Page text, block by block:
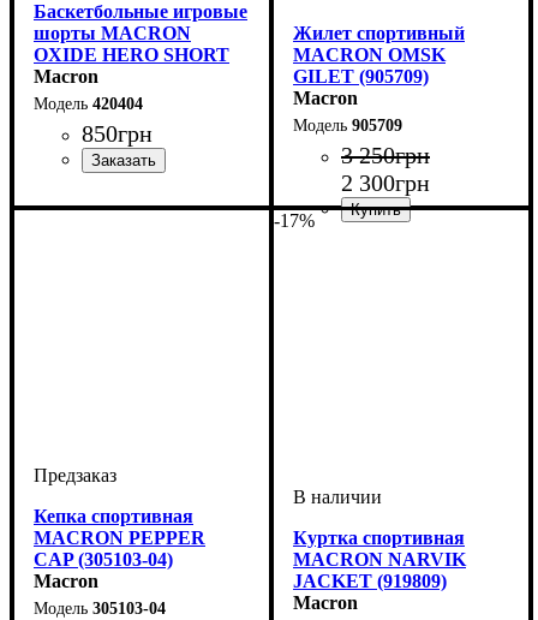
Баскетбольные игровые
шорты MACRON
OXIDE HERO SHORT
(420404)
Macron
420404
850грн
Мужской
Жилет спортивный
MACRON OMSK
GILET (905709)
Macron
905709
3 250грн
2 300грн
Пол
Производитель
Цвет
Кепка спортивная
MACRON PEPPER
CAP (305103-04)
Macron
305103-04
-17%
Куртка спортивная
MACRON NARVIK
JACKET (919809)
Macron